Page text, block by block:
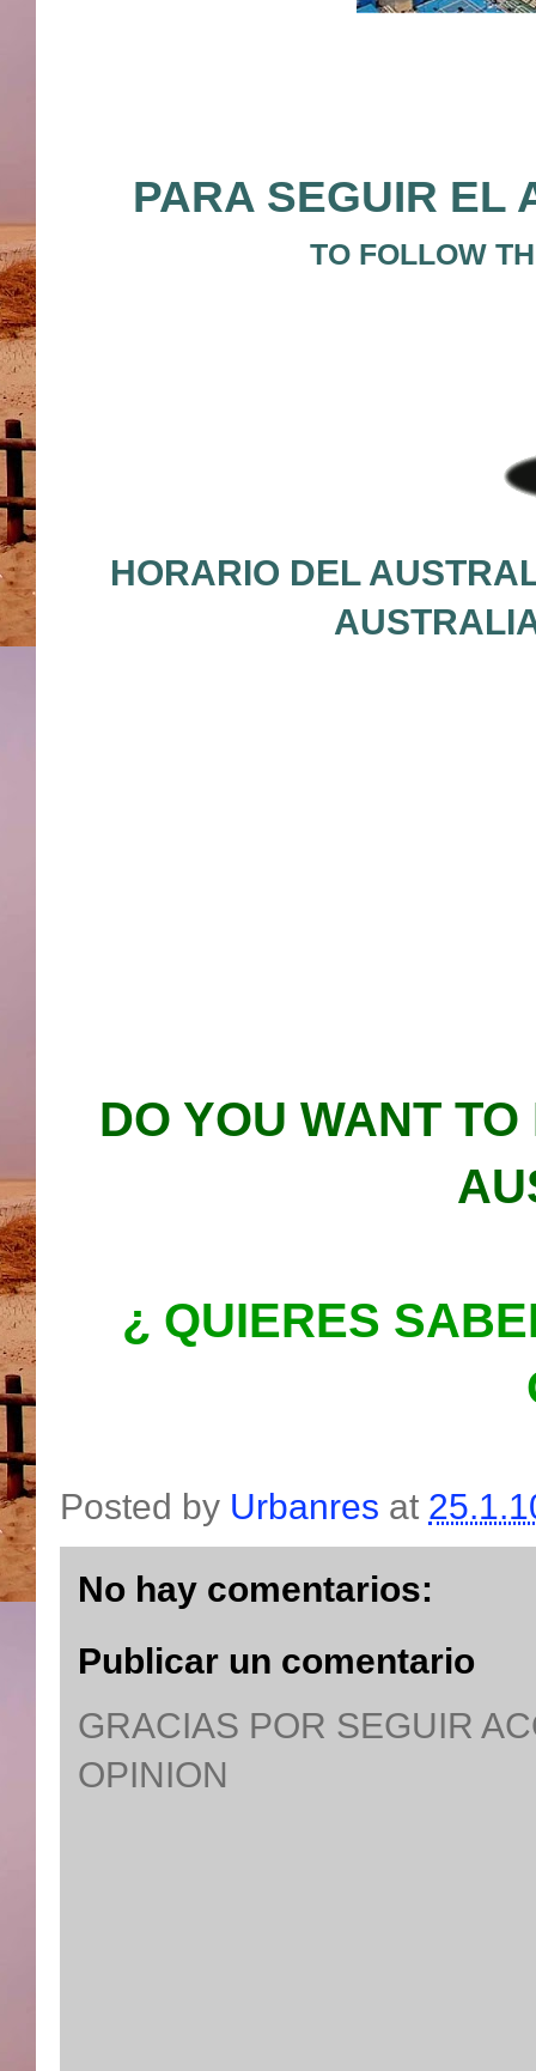
PARA SEGUIR EL
TO FOLLOW
HORARIO DEL
DO YOU WANT
¿ QUIERES
Posted by Urbanres at
No hay comentarios:
Publicar un comentario
GRACIAS POR SEGUIR
OPINION